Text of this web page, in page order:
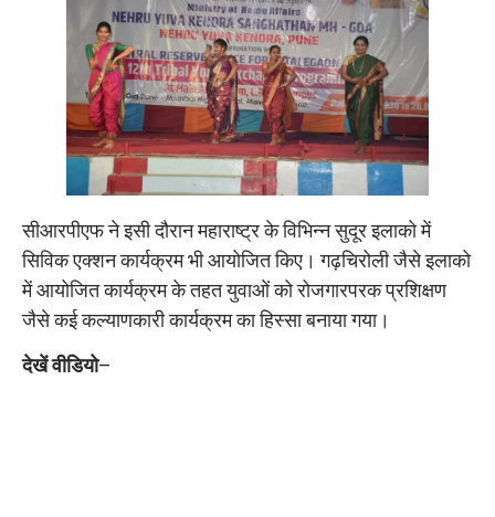
सीआरपीएफ ने इसी दौरान महाराष्ट्र के विभिन्न सुदूर इलाको में
सिविक एक्शन कार्यक्रम भी आयोजित किए। गढ़चिरोली जैसे इलाको
में आयोजित कार्यक्रम के तहत युवाओं को रोजगारपरक प्रशिक्षण
जैसे कई कल्याणकारी कार्यक्रम का हिस्सा बनाया गया।
देखें वीडियो–